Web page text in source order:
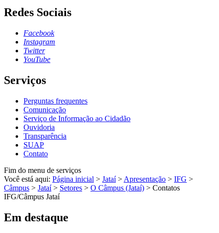
Redes Sociais
Facebook
Instagram
Twitter
YouTube
Serviços
Perguntas frequentes
Comunicação
Serviço de Informação ao Cidadão
Ouvidoria
Transparência
SUAP
Contato
Fim do menu de serviços
Você está aqui: Página inicial > Jataí > Apresentação > IFG >
Câmpus > Jataí > Setores > O Câmpus (Jataí) > Contatos
IFG/Câmpus Jataí
Em destaque